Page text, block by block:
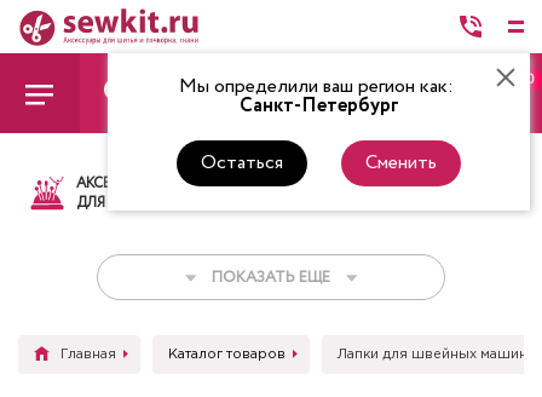
Мы определили ваш регион как:
Санкт-Петербург
Остаться Сменить
0
АКСЕССУАРЫ
ДЛЯ ШИТЬЯ
ТКАНИ НИТКИ
ПОКАЗАТЬ ЕЩЕ
Главная Каталог товаров Лапки для швейных машин